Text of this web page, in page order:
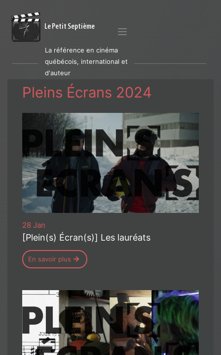
Le Petit Septième
La référence en cinéma
québécois, international et
d'auteur
Pleins Écrans 2024
28 Jan
[Plein(s) Écran(s)] Les lauréats
En savoir plus